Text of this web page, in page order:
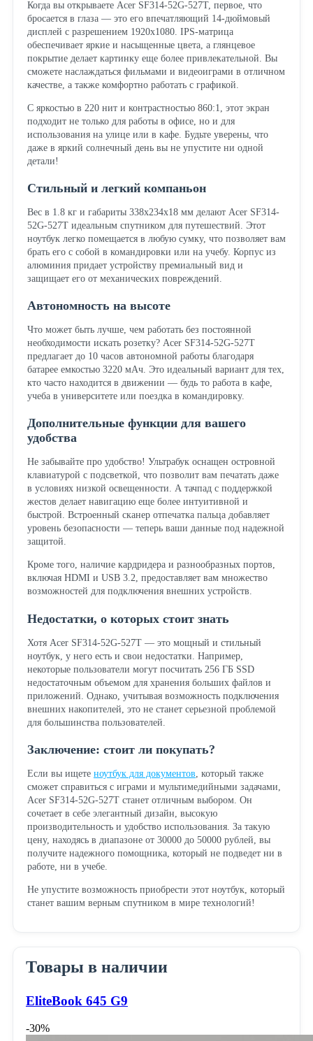
Когда вы открываете Acer SF314-52G-527T, первое, что
бросается в глаза — это его впечатляющий 14-дюймовый
дисплей с разрешением 1920x1080. IPS-матрица
обеспечивает яркие и насыщенные цвета, а глянцевое
покрытие делает картинку еще более привлекательной. Вы
сможете наслаждаться фильмами и видеоиграми в отличном
качестве, а также комфортно работать с графикой.
С яркостью в 220 нит и контрастностью 860:1, этот экран
подходит не только для работы в офисе, но и для
использования на улице или в кафе. Будьте уверены, что
даже в яркий солнечный день вы не упустите ни одной
детали!
Стильный и легкий компаньон
Вес в 1.8 кг и габариты 338x234x18 мм делают Acer SF314-
52G-527T идеальным спутником для путешествий. Этот
ноутбук легко помещается в любую сумку, что позволяет вам
брать его с собой в командировки или на учебу. Корпус из
алюминия придает устройству премиальный вид и
защищает его от механических повреждений.
Автономность на высоте
Что может быть лучше, чем работать без постоянной
необходимости искать розетку? Acer SF314-52G-527T
предлагает до 10 часов автономной работы благодаря
батарее емкостью 3220 мАч. Это идеальный вариант для тех,
кто часто находится в движении — будь то работа в кафе,
учеба в университете или поездка в командировку.
Дополнительные функции для вашего
удобства
Не забывайте про удобство! Ультрабук оснащен островной
клавиатурой с подсветкой, что позволит вам печатать даже
в условиях низкой освещенности. А тачпад с поддержкой
жестов делает навигацию еще более интуитивной и
быстрой. Встроенный сканер отпечатка пальца добавляет
уровень безопасности — теперь ваши данные под надежной
защитой.
Кроме того, наличие кардридера и разнообразных портов,
включая HDMI и USB 3.2, предоставляет вам множество
возможностей для подключения внешних устройств.
Недостатки, о которых стоит знать
Хотя Acer SF314-52G-527T — это мощный и стильный
ноутбук, у него есть и свои недостатки. Например,
некоторые пользователи могут посчитать 256 ГБ SSD
недостаточным объемом для хранения больших файлов и
приложений. Однако, учитывая возможность подключения
внешних накопителей, это не станет серьезной проблемой
для большинства пользователей.
Заключение: стоит ли покупать?
Если вы ищете ноутбук для документов , который также
сможет справиться с играми и мультимедийными задачами,
Acer SF314-52G-527T станет отличным выбором. Он
сочетает в себе элегантный дизайн, высокую
производительность и удобство использования. За такую
цену, находясь в диапазоне от 30000 до 50000 рублей, вы
получите надежного помощника, который не подведет ни в
работе, ни в учебе.
Не упустите возможность приобрести этот ноутбук, который
станет вашим верным спутником в мире технологий!
Товары в наличии
EliteBook 645 G9
-30%